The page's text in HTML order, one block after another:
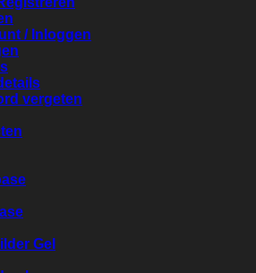
/ Inloggen
vergeten
Gel